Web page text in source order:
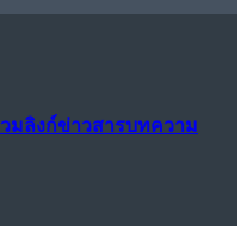
วมลิงก์ข่าวสารบทความ